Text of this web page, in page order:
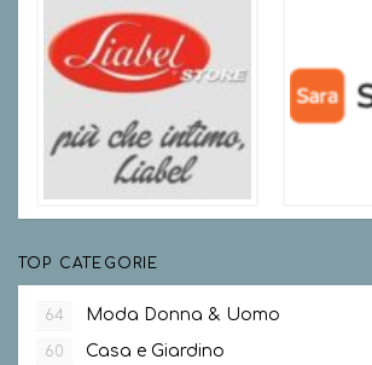
TOP CATEGORIE
64 Moda Donna & Uomo
60 Casa e Giardino